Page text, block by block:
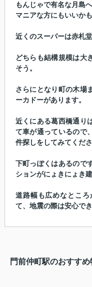
もんじゃで有名な月島
マニアな方にもいいか
近くのスーパーは赤札
どちらも結構規模は大
そう。
さらにとなり町の木場
ーカドーがあります。
近くにある葛西橋通り
て車が通っているので
件探しをしてみてくださ
下町っぽくはあるので
ションがにょきにょき
道路幅も広めなとこ
て、地震の際は安心で
門前仲町駅のおすすめ